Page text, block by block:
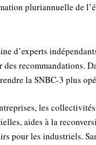
pluriannuelle de
d’experts
recommandations.
la SNBC-3 plus
les
aides à la
pour les industriels.